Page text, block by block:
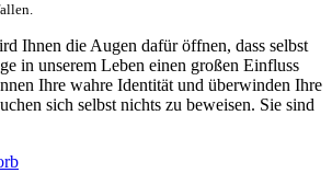
Ihnen die Augen dafür öffnen, dass selbst
in unserem Leben einen großen Einfluss
Ihre wahre Identität und überwinden Ihre
sich selbst nichts zu beweisen. Sie sind